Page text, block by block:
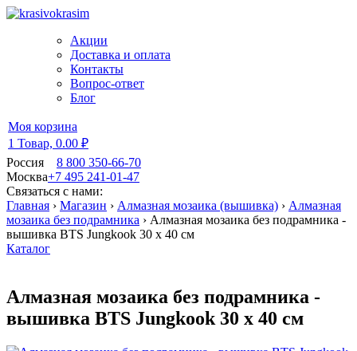
Акции
Доставка и оплата
Контакты
Вопрос-ответ
Блог
Моя корзина
1 Товар, 0.00 ₽
Россия
8 800 350-66-70
Москва+7 495 241-01-47
Связаться с нами:
Главная › Магазин › Алмазная мозаика (вышивка) › Алмазная
мозаика без подрамника › Алмазная мозаика без подрамника -
вышивка BTS Jungkook 30 х 40 см
Каталог
Алмазная мозаика без подрамника -
вышивка BTS Jungkook 30 х 40 см